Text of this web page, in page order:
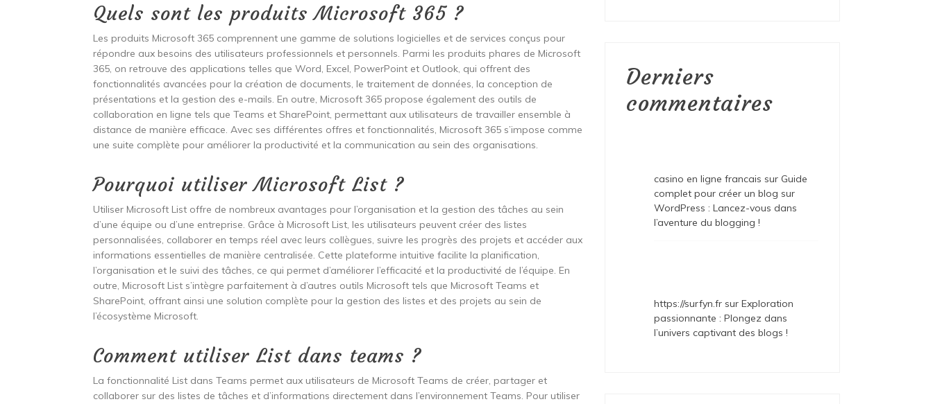
Quels sont les produits Microsoft 365 ?
Les produits Microsoft 365 comprennent une gamme de solutions logicielles et de services conçus pour
répondre aux besoins des utilisateurs professionnels et personnels. Parmi les produits phares de Microsoft
365, on retrouve des applications telles que Word, Excel, PowerPoint et Outlook, qui offrent des
fonctionnalités avancées pour la création de documents, le traitement de données, la conception de
présentations et la gestion des e-mails. En outre, Microsoft 365 propose également des outils de
collaboration en ligne tels que Teams et SharePoint, permettant aux utilisateurs de travailler ensemble à
distance de manière efficace. Avec ses différentes offres et fonctionnalités, Microsoft 365 s’impose comme
une suite complète pour améliorer la productivité et la communication au sein des organisations.
Pourquoi utiliser Microsoft List ?
Utiliser Microsoft List offre de nombreux avantages pour l’organisation et la gestion des tâches au sein
d’une équipe ou d’une entreprise. Grâce à Microsoft List, les utilisateurs peuvent créer des listes
personnalisées, collaborer en temps réel avec leurs collègues, suivre les progrès des projets et accéder aux
informations essentielles de manière centralisée. Cette plateforme intuitive facilite la planification,
l’organisation et le suivi des tâches, ce qui permet d’améliorer l’efficacité et la productivité de l’équipe. En
outre, Microsoft List s’intègre parfaitement à d’autres outils Microsoft tels que Microsoft Teams et
SharePoint, offrant ainsi une solution complète pour la gestion des listes et des projets au sein de
l’écosystème Microsoft.
Comment utiliser List dans teams ?
La fonctionnalité List dans Teams permet aux utilisateurs de Microsoft Teams de créer, partager et
collaborer sur des listes de tâches et d’informations directement dans l’environnement Teams. Pour utiliser
Derniers
commentaires
casino en ligne francais sur Guide
complet pour créer un blog sur
WordPress : Lancez-vous dans
l’aventure du blogging !
https://surfyn.fr surExploration
passionnante : Plongez dans
l’univers captivant des blogs !